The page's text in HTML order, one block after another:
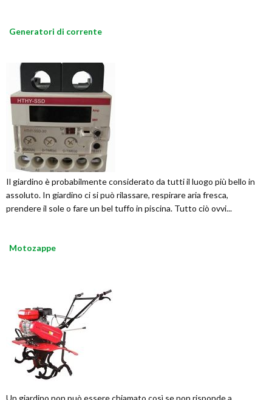
Generatori di corrente
Il giardino è probabilmente considerato da tutti il luogo più bello in
assoluto. In giardino ci si può rilassare, respirare aria fresca,
prendere il sole o fare un bel tuffo in piscina. Tutto ciò ovvi...
Motozappe